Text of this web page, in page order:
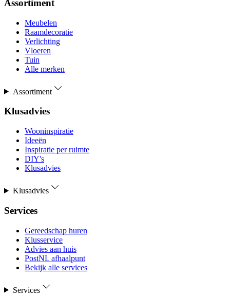
Assortiment
Meubelen
Raamdecoratie
Verlichting
Vloeren
Tuin
Alle merken
Assortiment
Klusadvies
Wooninspiratie
Ideeën
Inspiratie per ruimte
DIY's
Klusadvies
Klusadvies
Services
Gereedschap huren
Klusservice
Advies aan huis
PostNL afhaalpunt
Bekijk alle services
Services